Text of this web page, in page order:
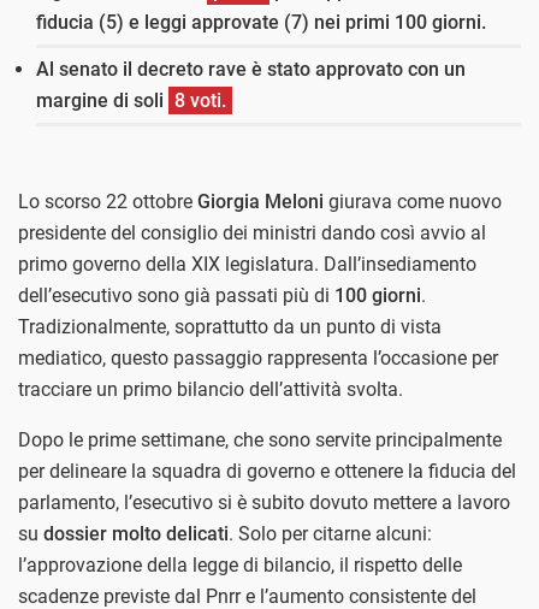
fiducia (5) e leggi approvate (7) nei primi 100 giorni.
Al senato il decreto rave è stato approvato con un
margine di soli 8 voti.
Lo scorso 22 ottobre Giorgia Meloni giurava come nuovo
presidente del consiglio dei ministri dando così avvio al
primo governo della XIX legislatura. Dall’insediamento
dell’esecutivo sono già passati più di 100 giorni.
Tradizionalmente, soprattutto da un punto di vista
mediatico, questo passaggio rappresenta l’occasione per
tracciare un primo bilancio dell’attività svolta.
Dopo le prime settimane, che sono servite principalmente
per delineare la squadra di governo e ottenere la fiducia del
parlamento, l’esecutivo si è subito dovuto mettere a lavoro
su dossier molto delicati. Solo per citarne alcuni:
l’approvazione della legge di bilancio, il rispetto delle
scadenze previste dal Pnrr e l’aumento consistente del